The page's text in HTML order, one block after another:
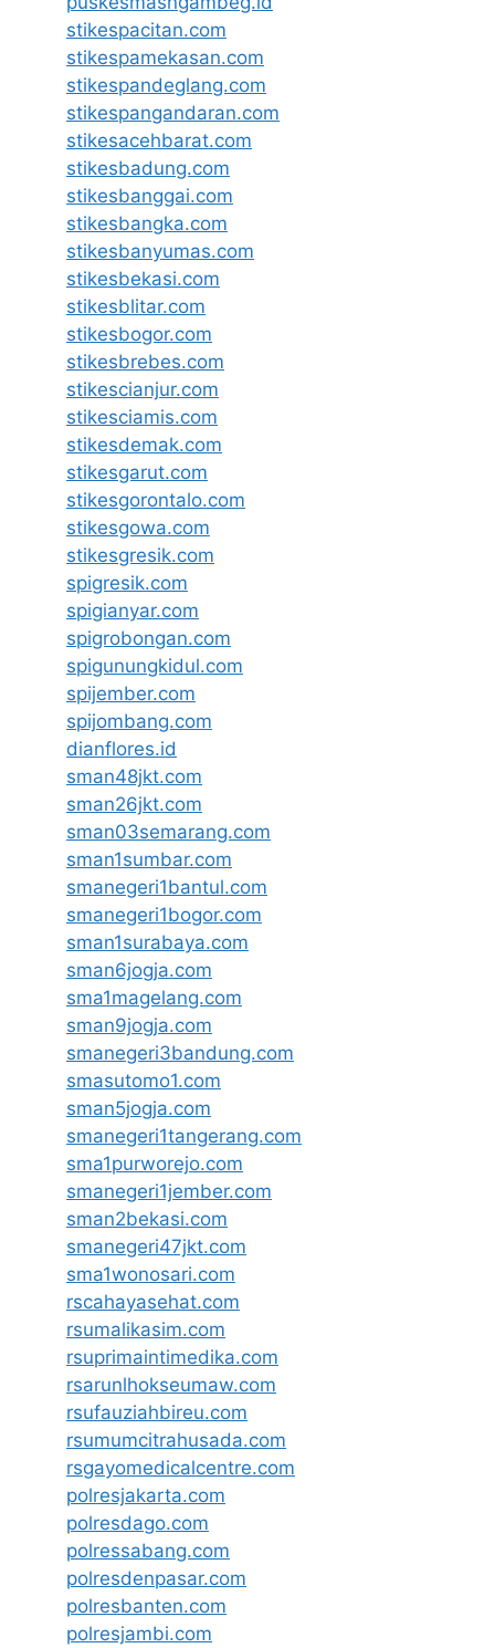
stikespacitan.com
stikespamekasan.com
stikespandeglang.com
stikespangandaran.com
stikesacehbarat.com
stikesbadung.com
stikesbanggai.com
stikesbangka.com
stikesbanyumas.com
stikesbekasi.com
stikesblitar.com
stikesbogor.com
stikesbrebes.com
stikescianjur.com
stikesciamis.com
stikesdemak.com
stikesgarut.com
stikesgorontalo.com
stikesgowa.com
stikesgresik.com
spigresik.com
spigianyar.com
spigrobongan.com
spigunungkidul.com
spijember.com
spijombang.com
dianflores.id
sman48jkt.com
sman26jkt.com
sman03semarang.com
sman1sumbar.com
smanegeri1bantul.com
smanegeri1bogor.com
sman1surabaya.com
sman6jogja.com
sma1magelang.com
sman9jogja.com
smanegeri3bandung.com
smasutomo1.com
sman5jogja.com
smanegeri1tangerang.com
sma1purworejo.com
smanegeri1jember.com
sman2bekasi.com
smanegeri47jkt.com
sma1wonosari.com
rscahayasehat.com
rsumalikasim.com
rsuprimaintimedika.com
rsarunlhokseumaw.com
rsufauziahbireu.com
rsumumcitrahusada.com
rsgayomedicalcentre.com
polresjakarta.com
polresdago.com
polressabang.com
polresdenpasar.com
polresbanten.com
polresjambi.com